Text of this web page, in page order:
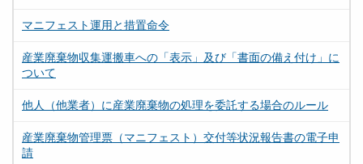
マニフェスト運用と措置命令
産業廃棄物収集運搬車への「表示」及び「書面の備え付け」に
ついて
他人（他業者）に産業廃棄物の処理を委託する場合のルール
産業廃棄物管理票（マニフェスト）交付等状況報告書の電子申
請